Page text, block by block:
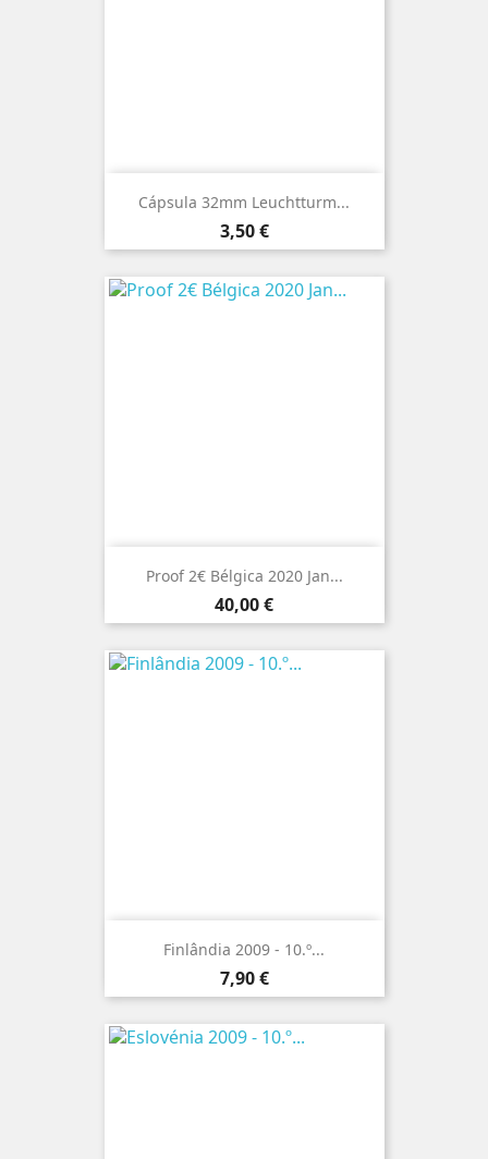
Cápsula 32mm Leuchtturm...
Preço
3,50 €
Proof 2€ Bélgica 2020 Jan...
Preço
40,00 €
Finlândia 2009 - 10.º...
Preço
7,90 €